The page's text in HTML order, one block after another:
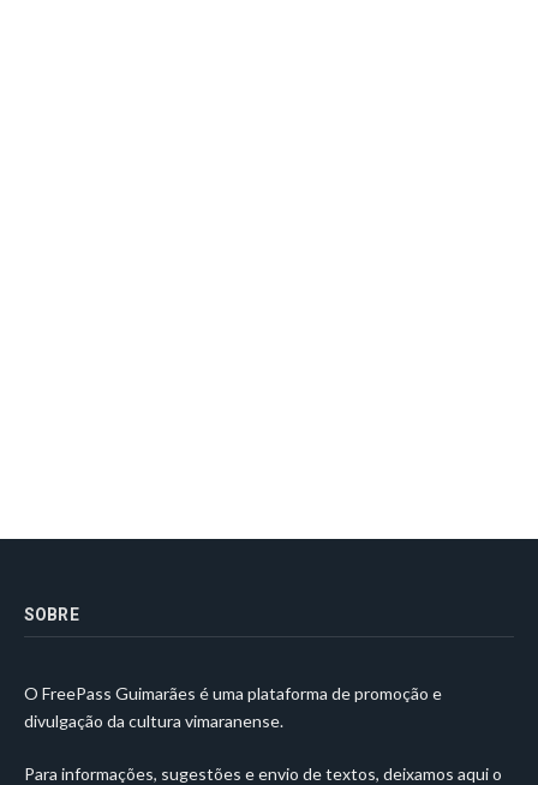
SOBRE
O FreePass Guimarães é uma plataforma de promoção e
divulgação da cultura vimaranense.
Para informações, sugestões e envio de textos, deixamos aqui o